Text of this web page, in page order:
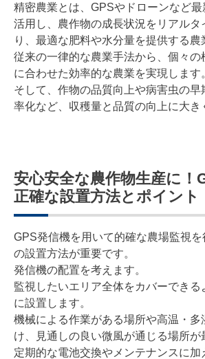
精密農業とは、GPSやドローンなど
活用し、農作物の成長状況をリアルタ
り、最適な肥料や水分量を提供する農
従来の一律的な農業手法から、個々の
に合わせた効率的な農業を実現します
そして、作物の品質向上や病害虫の早
率化など、収穫量と品質の向上に大き
安心安全な農作物生産に！
正確な設置方法とポイント
GPS発信機を用いて的確な農場監視
の設置方法が重要です。
発信機の配置を考えます。
監視したいエリア全体をカバーできる
に設置します。
機械による作業がある場所や高温・多
け、見通しの良い微風が通じる場所が
定期的な電池交換やメンテナンスに加